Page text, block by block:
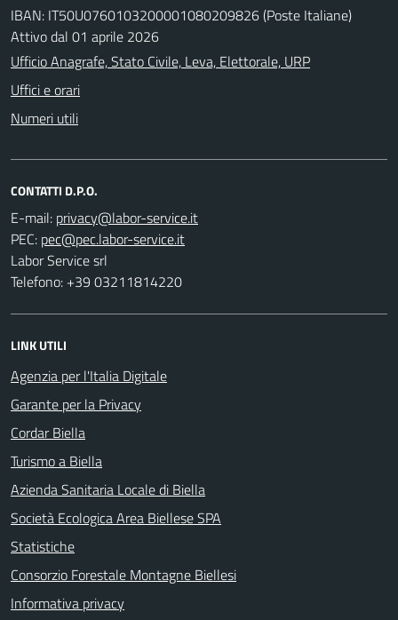
IBAN: IT50U0760103200001080209826 (Poste Italiane)
Attivo dal 01 aprile 2026
Ufficio Anagrafe, Stato Civile, Leva, Elettorale, URP
Uffici e orari
Numeri utili
CONTATTI D.P.O.
E-mail:
PEC:
Labor Service srl
Telefono: +39 03211814220
LINK UTILI
Agenzia per l'Italia Digitale
Garante per la Privacy
Cordar Biella
Turismo a Biella
Azienda Sanitaria Locale di Biella
Società Ecologica Area Biellese SPA
Statistiche
Consorzio Forestale Montagne Biellesi
Informativa privacy